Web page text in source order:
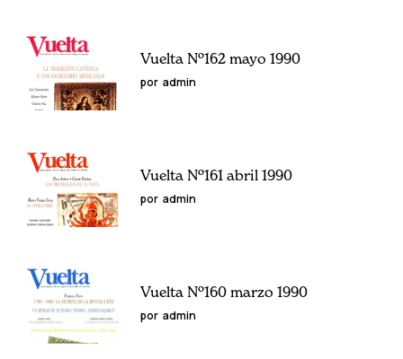
Vuelta Nº162 mayo 1990
por admin
Vuelta Nº161 abril 1990
por admin
Vuelta Nº160 marzo 1990
por admin